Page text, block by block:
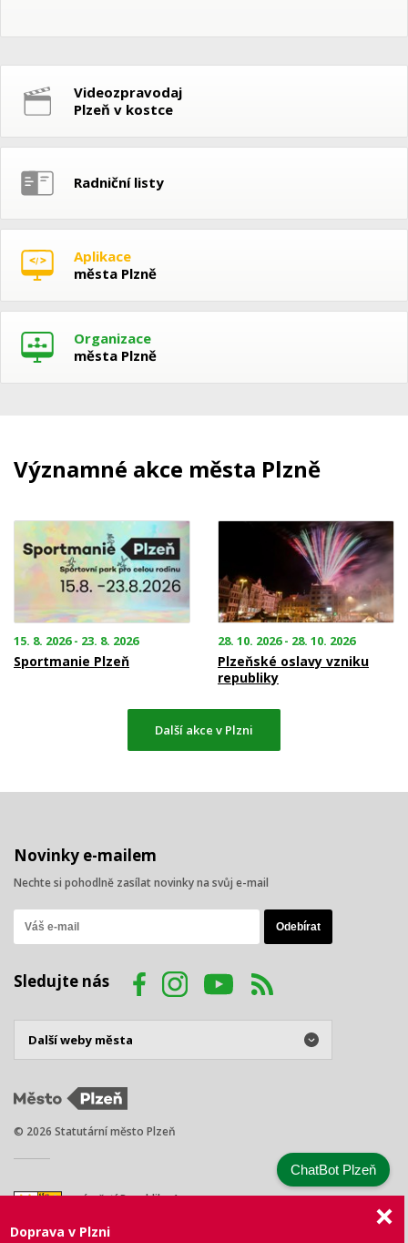
Videozpravodaj
Plzeň v kostce
Radniční listy
Aplikace
města Plzně
Organizace
města Plzně
Významné akce města Plzně
15. 8. 2026 - 23. 8. 2026
Sportmanie Plzeň
28. 10. 2026 - 28. 10. 2026
Plzeňské oslavy vzniku
republiky
Další akce v Plzni
Novinky e-mailem
Nechte si pohodlně zasílat novinky na svůj e-mail
Sledujte nás
© 2026 Statutární město Plzeň
náměstí Republiky 1
Tel.: +420 378 031 111
Doprava v Plzni
ChatBot Plzeň